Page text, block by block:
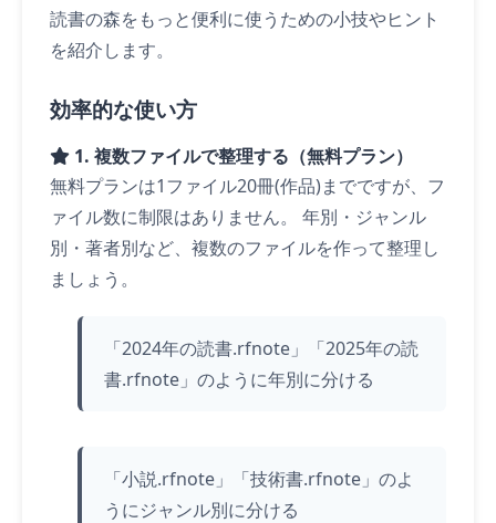
読書の森をもっと便利に使うための小技やヒント
を紹介します。
効率的な使い方
1. 複数ファイルで整理する（無料プラン）
無料プランは1ファイル20冊(作品)までですが、フ
ァイル数に制限はありません。 年別・ジャンル
別・著者別など、複数のファイルを作って整理し
ましょう。
「2024年の読書.rfnote」「2025年の読
書.rfnote」のように年別に分ける
「小説.rfnote」「技術書.rfnote」のよ
うにジャンル別に分ける